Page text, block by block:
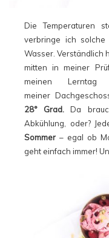
Die Temperaturen
verbringe ich
Wasser. Verständlich
mitten in meiner
meinen
meiner
28° Grad.Da
Abkühlung, oder?
Sommer – egal ob
geht einfach immer!